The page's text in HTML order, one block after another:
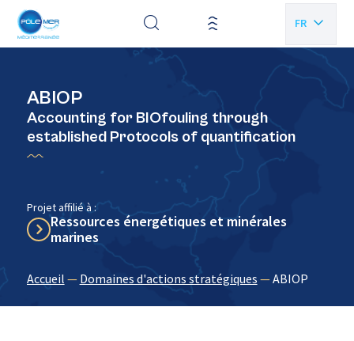
FR
ABIOP
Accounting for BIOfouling through
established Protocols of quantification
Projet affilié à :
Ressources énergétiques et minérales
marines
Accueil — Domaines d'actions stratégiques —ABIOP
Panneau de gestion des cookies